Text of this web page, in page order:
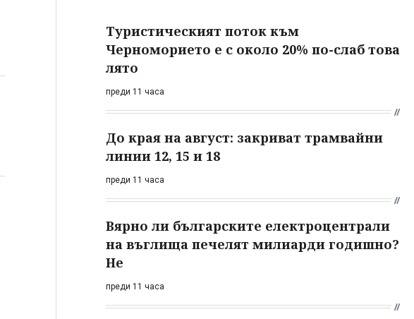
Туристическият поток към
Черноморието е с около 20% по-слаб това
лято
преди 11 часа
До края на август: закриват трамвайни
линии 12, 15 и 18
преди 11 часа
Вярно ли българските електроцентрали
на въглища печелят милиарди годишно?
Не
преди 11 часа